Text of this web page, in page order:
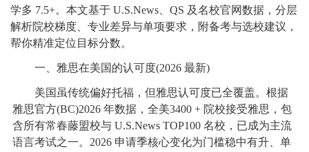
学多 7.5+。本文基于 U.S.News、QS 及名校官网数据，分层
解析院校梯度、专业差异与单项要求，附备考与选校建议，
帮你精准定位目标分数。
一、雅思在美国的认可度(2026 最新)
美国虽传统偏好托福，但雅思认可度已全覆盖。根据
雅思官方(BC)2026 年数据，全美3400 + 院校接受雅思，包
含所有常春藤盟校与 U.S.News TOP100 名校，已成为主流
语言考试之一。2026 申请季核心变化为门槛稳中有升、单